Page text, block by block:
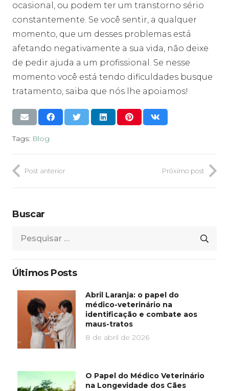
ocasional, ou podem ter um transtorno sério
constantemente. Se você sentir, a qualquer
momento, que um desses problemas está
afetando negativamente a sua vida, não deixe
de pedir ajuda a um profissional. Se nesse
momento você está tendo dificuldades busque
tratamento, saiba que nós lhe apoiamos!
Tags: Blog
Post anterior Próximo post
Buscar
Pesquisar
Últimos Posts
Abril Laranja: o papel do
médico-veterinário na
identificação e combate aos
maus-tratos
8 de abril de 2026
O Papel do Médico Veterinário
na Longevidade dos Cães